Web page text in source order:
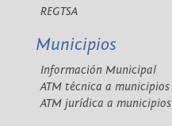
REGTSA
Municipios
Información Municipal
ATM técnica a municipios
ATM jurídica a municipios